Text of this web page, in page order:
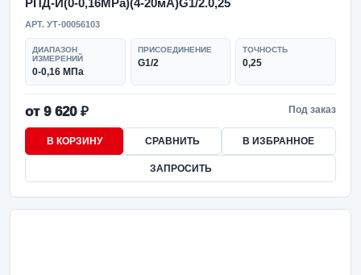
РПД-И(0-0,16MPa)(4-20мА)G1/2.0,25
АРТ. УТ-00056103
ДИАПАЗОН
ИЗМЕРЕНИЙ
0-0,16 МПа
ПРИСОЕДИНЕНИЕ
G1/2
ТОЧНОСТЬ
0,25
от 9 620 ₽ Под заказ
В КОРЗИНУ СРАВНИТЬ В ИЗБРАННОЕ
ЗАПРОСИТЬ